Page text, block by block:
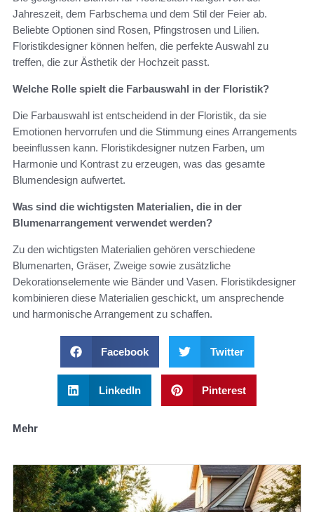
Jahreszeit, dem Farbschema und dem Stil der Feier ab.
Beliebte Optionen sind Rosen, Pfingstrosen und Lilien.
Floristikdesigner können helfen, die perfekte Auswahl zu
treffen, die zur Ästhetik der Hochzeit passt.
Welche Rolle spielt die Farbauswahl in der Floristik?
Die Farbauswahl ist entscheidend in der Floristik, da sie
Emotionen hervorrufen und die Stimmung eines Arrangements
beeinflussen kann. Floristikdesigner nutzen Farben, um
Harmonie und Kontrast zu erzeugen, was das gesamte
Blumendesign aufwertet.
Was sind die wichtigsten Materialien, die in der
Blumenarrangement verwendet werden?
Zu den wichtigsten Materialien gehören verschiedene
Blumenarten, Gräser, Zweige sowie zusätzliche
Dekorationselemente wie Bänder und Vasen. Floristikdesigner
kombinieren diese Materialien geschickt, um ansprechende
und harmonische Arrangement zu schaffen.
Facebook Twitter
LinkedIn Pinterest
Mehr